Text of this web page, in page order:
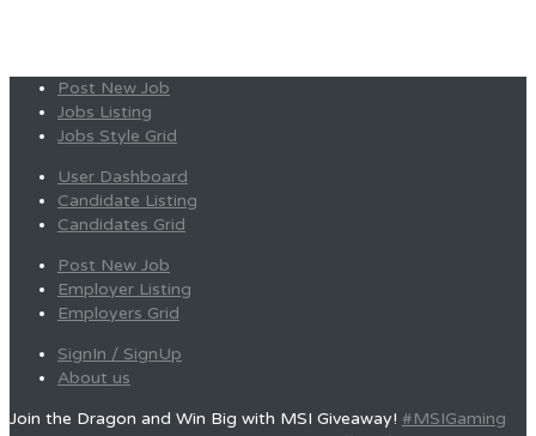
Post New Job
Jobs Listing
Jobs Style Grid
User Dashboard
Candidate Listing
Candidates Grid
Post New Job
Employer Listing
Employers Grid
SignIn / SignUp
About us
Join the Dragon and Win Big with MSI Giveaway! #MSIGaming